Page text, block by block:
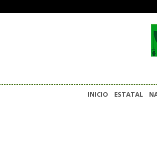
INICIO ESTATAL